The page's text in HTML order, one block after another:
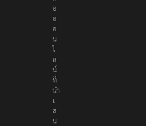
อ
อ
อ
น
ไ
ล
น์
ที่
นำ
เ
ส
น